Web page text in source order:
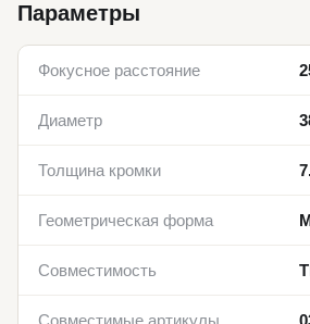
Параметры
Фокусное расстояние
Диаметр
Толщина кромки
Геометрическая форма
Совместимость
Совместимые артикулы